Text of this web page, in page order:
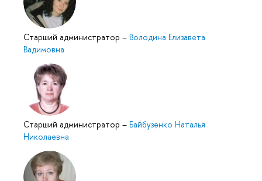
Старший администратор – Володина Елизавета
Вадимовна
Старший администратор – Байбузенко Наталья
Николаевна